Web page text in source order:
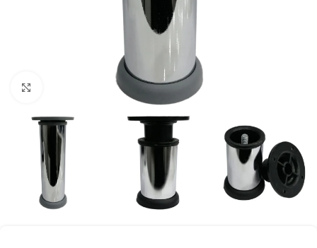
Büyütmek için tıklayınız